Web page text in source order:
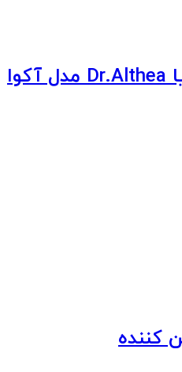
کرم آبرسان دکتر التیا Dr.Althea مدل آکوا
کننده